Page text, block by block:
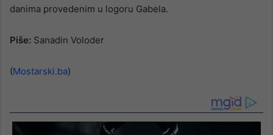
danima provedenim u logoru Gabela.
Piše: Sanadin Voloder
(Mostarski.ba)